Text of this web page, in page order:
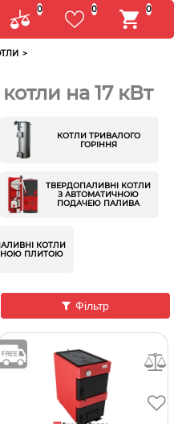
0 0 0
>
на 17 кВт
КОТЛИ ТРИВАЛОГО
ГОРІННЯ
ТВЕРДОПАЛИВНІ КОТЛИ
З АВТОМАТИЧНОЮ
ПОДАЧЕЮ ПАЛИВА
КОТЛИ
ПЛИТОЮ
Фільтр